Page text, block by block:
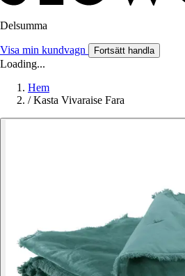
Delsumma
Visa min kundvagn Fortsätt handla
Loading...
Hem
/ Kasta Vivaraise Fara